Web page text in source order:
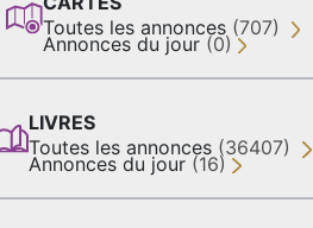
Toutes les annonces (707)
Annonces du jour (0)
LIVRES
Toutes les annonces (36407)
Annonces du jour (16)